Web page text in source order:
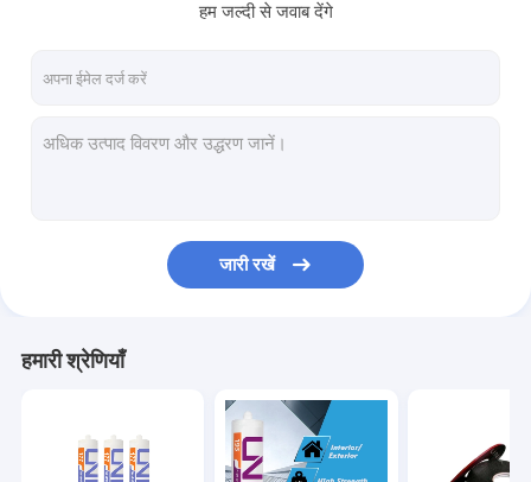
हम जल्दी से जवाब देंगे
जारी रखें
हमारी श्रेणियाँ